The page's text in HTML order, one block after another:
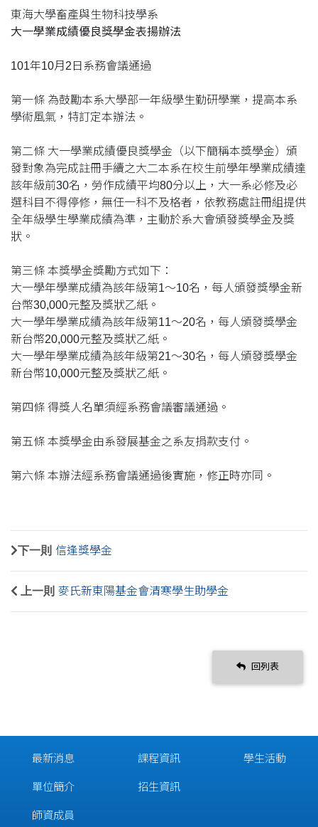
東海大學畜產與生物科技學系
大一學業成績優良獎學金表揚辦法
101年10月2日系務會議通過
第一條 為鼓勵本系大學部一年級學生勤研學業，提高本系
學術風氣，特訂定本辦法。
第二條 大一學業成績優良獎學金（以下簡稱本獎學金）頒
發對象為完成註冊手續之大二本系在校生前學年學業成績達
該年級前30名，勞作成績平均80分以上，大一系必修及必
選科目不得停修，無任一科不及格者，依教務處註冊組提供
全年級學生學業成績為準，主動於系大會頒發獎學金及獎
狀。
第三條 本獎學金獎勵方式如下：
大一學年學業成績為該年級第1～10名，每人頒發獎學金新
台幣30,000元整及獎狀乙紙。
大一學年學業成績為該年級第11～20名，每人頒發獎學金
新台幣20,000元整及獎狀乙紙。
大一學年學業成績為該年級第21～30名，每人頒發獎學金
新台幣10,000元整及獎狀乙紙。
第四條 得獎人名單須經系務會議審議通過。
第五條 本獎學金由系發展基金之系友捐款支付。
第六條 本辦法經系務會議通過後實施，修正時亦同。
下一則 信逢獎學金
上一則 麥氏新東陽基金會清寒學生助學金
回列表
最新消息
單位簡介
師資成員
課程資訊
招生資訊
學生活動